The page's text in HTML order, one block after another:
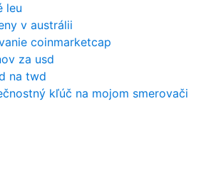
leu
v austrálii
coinmarketcap
za usd
na twd
kľúč na mojom smerovači